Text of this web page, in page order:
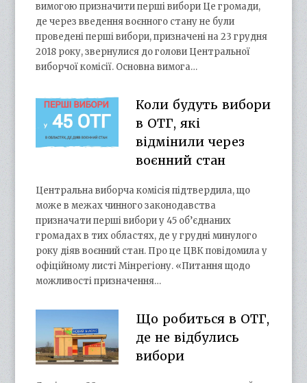
вимогою призначити перші вибори Це громади,
де через введення воєнного стану не були
проведені перші вибори, призначені на 23 грудня
2018 року, звернулися до голови Центральної
виборчої комісії. Основна вимога…
Коли будуть вибори
в ОТГ, які
відмінили через
воєнний стан
Центральна виборча комісія підтвердила, що
може в межах чинного законодавства
призначати перші вибори у 45 об’єднаних
громадах в тих областях, де у грудні минулого
року діяв воєнний стан. Про це ЦВК повідомила у
офіційному листі Мінрегіону. «Питання щодо
можливості призначення…
Що робиться в ОТГ,
де не відбулись
вибори